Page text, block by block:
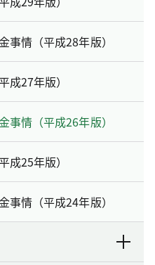
事情（平成28年版）
成27年版）
事情（平成26年版）
成25年版）
事情（平成24年版）